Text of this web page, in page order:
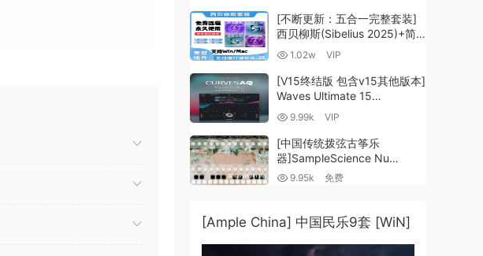
或自定义文本（例如 con
，因此用户可以随时立
清晰、直观地编辑单独通
封装的 MPE 表情数据的
熟悉的钢琴卷帘中轻松
[不断更新：五合一完整套装]
西贝柳斯(Sibelius 2025)+简
谱插件V8+图片识别+音频识别
MacOSX]（80.48GB+）
1.02w VIP
[V15终结版 包含v15其他版本]
Waves Ultimate 15
v25.05.27+一键安装版+安装
MacOSX]
（4.1GB+10.2GB+9.6GB）
9.99k VIP
[中国传统拨弦古筝乐
器]SampleScience Nu
Guzheng v2.0 x64 VST
9.95k 免费
[Ample China] 中国民乐9套 [WiN]